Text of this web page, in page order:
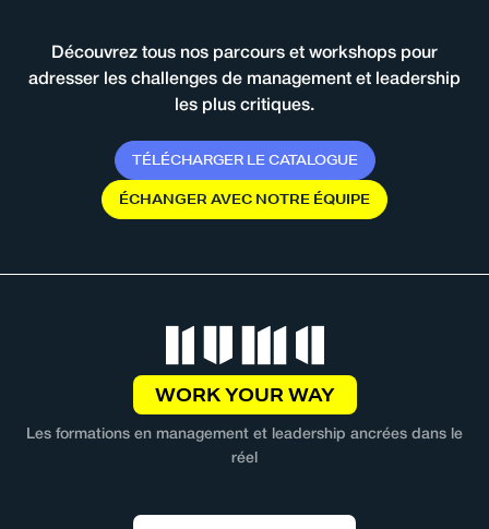
Découvrez tous nos parcours et workshops pour
adresser les challenges de management et leadership
les plus critiques.
TÉLÉCHARGER LE CATALOGUE
ÉCHANGERAVEC NOTRE ÉQUIPE
WORK YOUR WAY
Les formations en management et leadership ancrées dans le
réel